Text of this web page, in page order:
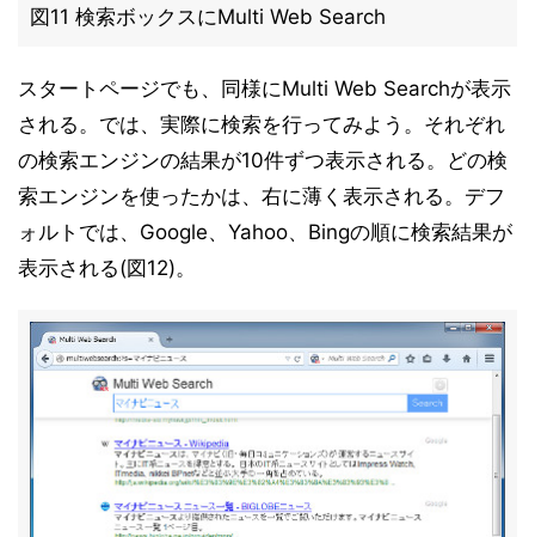
図11 検索ボックスにMulti Web Search
スタートページでも、同様にMulti Web Searchが表示
される。では、実際に検索を行ってみよう。それぞれ
の検索エンジンの結果が10件ずつ表示される。どの検
索エンジンを使ったかは、右に薄く表示される。デフ
ォルトでは、Google、Yahoo、Bingの順に検索結果が
表示される(図12)。